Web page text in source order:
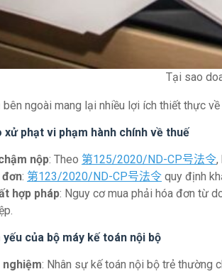
Tại sao
ngoài mang lại nhiều lợi ích thiết thực
phạt vi phạm hành chính về thuế
nộp: Theo 第125/2020/ND-CP号法令,
đơn: 第123/2020/ND-CP号法令 quy định
hợp pháp: Nguy cơ mua phải hóa đơn từ
của bộ máy kế toán nội bộ
: Nhân sự kế toán nội bộ trẻ thường